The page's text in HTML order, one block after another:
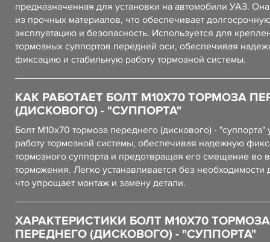
предназначенная для установки на автомобили УАЗ.
из прочных материалов, что обеспечивает
эксплуатацию и безопасность. Используется для
тормозных суппортов передней оси, обеспечивая
фиксацию и стабильную работу тормозной системы.
КАК РАБОТАЕТ БОЛТ М10Х70 ТОРМОЗА
(ДИСКОВОГО) - "СУППОРТА"
Болт М10х70 тормоза переднего (дискового) - "суппорта"
работу тормозной системы, обеспечивая надежную
тормозного суппорта и предотвращая его смещение во
торможения. Легко устанавливается без необходимости
что упрощает монтаж и замену детали.
ХАРАКТЕРИСТИКИ БОЛТ М10Х70 ТОРМОЗА
ПЕРЕДНЕГО (ДИСКОВОГО) - "СУППОРТА"